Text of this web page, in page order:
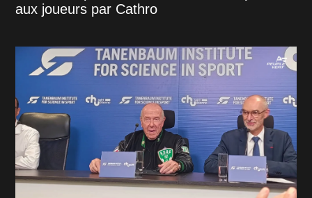
aux joueurs par Cathro